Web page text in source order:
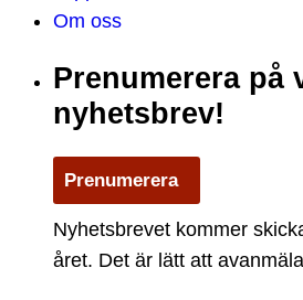
Om oss
Prenumerera på
nyhetsbrev!
Prenumerera
Nyhetsbrevet kommer
året. Det är lätt att